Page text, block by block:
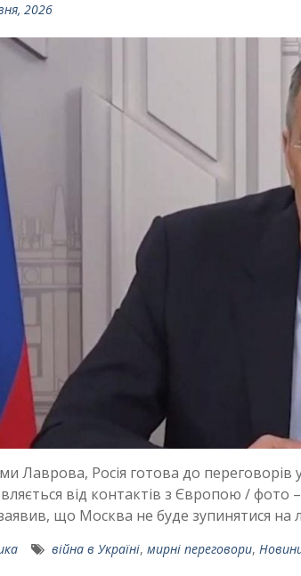
2026
Лаврова, Росія готова до
від контактів з Європою / фото
що Москва не буде зупинятися на
війна в Україні, мирні переговори,